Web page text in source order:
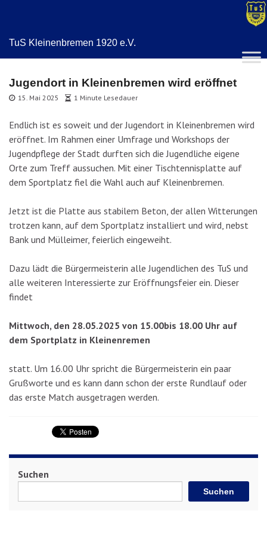
TuS Kleinenbremen 1920 e.V.
Jugendort in Kleinenbremen wird eröffnet
15. Mai 2025 1 Minute Lesedauer
Endlich ist es soweit und der Jugendort in Kleinenbremen wird
eröffnet. Im Rahmen einer Umfrage und Workshops der
Jugendpflege der Stadt durften sich die Jugendliche eigene
Orte zum Treff aussuchen. Mit einer Tischtennisplatte auf
dem Sportplatz fiel die Wahl auch auf Kleinenbremen.
Jetzt ist die Platte aus stabilem Beton, der allen Witterungen
trotzen kann, auf dem Sportplatz installiert und wird, nebst
Bank und Mülleimer, feierlich eingeweiht.
Dazu lädt die Bürgermeisterin alle Jugendlichen des TuS und
alle weiteren Interessierte zur Eröffnungsfeier ein. Dieser
findet
Mittwoch, den 28.05.2025 von 15.00bis 18.00 Uhr auf
dem Sportplatz in Kleinenremen
statt. Um 16.00 Uhr spricht die Bürgermeisterin ein paar
Grußworte und es kann dann schon der erste Rundlauf oder
das erste Match ausgetragen werden.
Suchen
Suchen